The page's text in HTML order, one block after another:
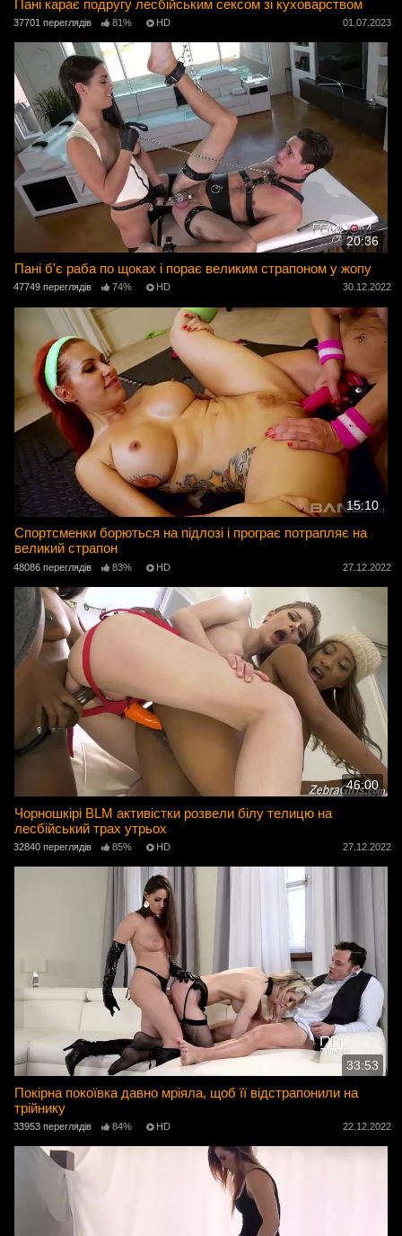
Пані карає подругу лесбійським сексом зі куховарством
37701 переглядів 81% HD 01.07.2023
20:36
Пані б'є раба по щоках і порає великим страпоном у жопу
47749 переглядів 74% HD 30.12.2022
15:10
Спортсменки борються на підлозі і програє потрапляє на
великий страпон
48086 переглядів 83% HD 27.12.2022
46:00
Чорношкірі BLM активістки розвели білу телицю на
лесбійський трах утрьох
32840 переглядів 85% HD 27.12.2022
33:53
Покірна покоївка давно мріяла, щоб її відстрапонили на
трійнику
33953 переглядів 84% HD 22.12.2022